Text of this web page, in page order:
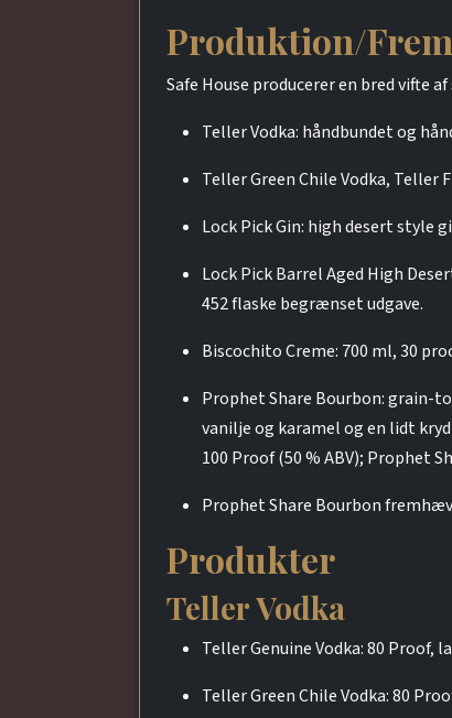
Produktion/
Safe House producerer en bred vifte
Teller Vodka: håndbundet og
Teller Green Chile Vodka, Teller
Lock Pick Gin: high desert style
Lock Pick Barrel Aged High
452 flaske begrænset udgave.
Biscochito Creme: 700 ml, 30
Prophet Share Bourbon: grain-
vanilje og karamel og en lidt
100 Proof (50 % ABV); Prophet
Prophet Share Bourbon
Produkter
Teller Vodka
Teller Genuine Vodka: 80
Teller Green Chile Vodka: 80